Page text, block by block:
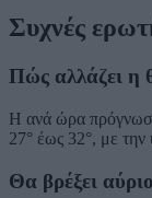
Συχνές
Πώς αλλάζει η
Η ανά ώρα
27° έως 32°, με
Θα βρέξει